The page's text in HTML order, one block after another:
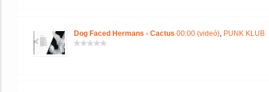
Dog Faced Hermans - Cactus 00:00 (videó), PUNK KLUB